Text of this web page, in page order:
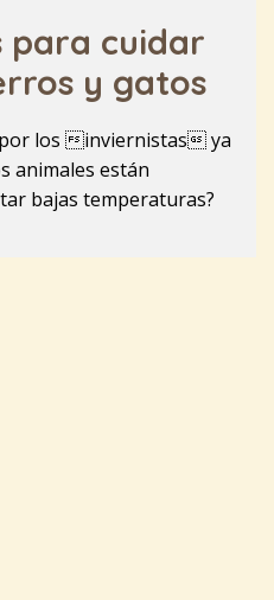
para cuidar
y gatos
por los inviernistas ya
animales están
bajas temperaturas?